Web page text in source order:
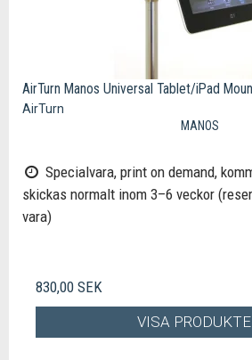
AirTurn Manos Universal Tablet/iPad
AirTurn
MANOS
Specialvara, print on demand,
skickas normalt inom 3–6 veckor
vara)
830,00 SEK
VISA